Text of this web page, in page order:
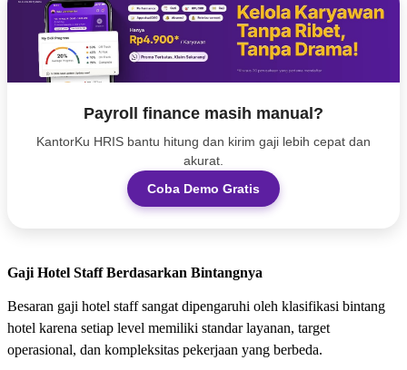
Payroll finance masih manual?
KantorKu HRIS bantu hitung dan kirim gaji lebih cepat dan
akurat.
Coba Demo Gratis
Gaji Hotel Staff Berdasarkan Bintangnya
Besaran gaji hotel staff sangat dipengaruhi oleh klasifikasi bintang
hotel karena setiap level memiliki standar layanan, target
operasional, dan kompleksitas pekerjaan yang berbeda.